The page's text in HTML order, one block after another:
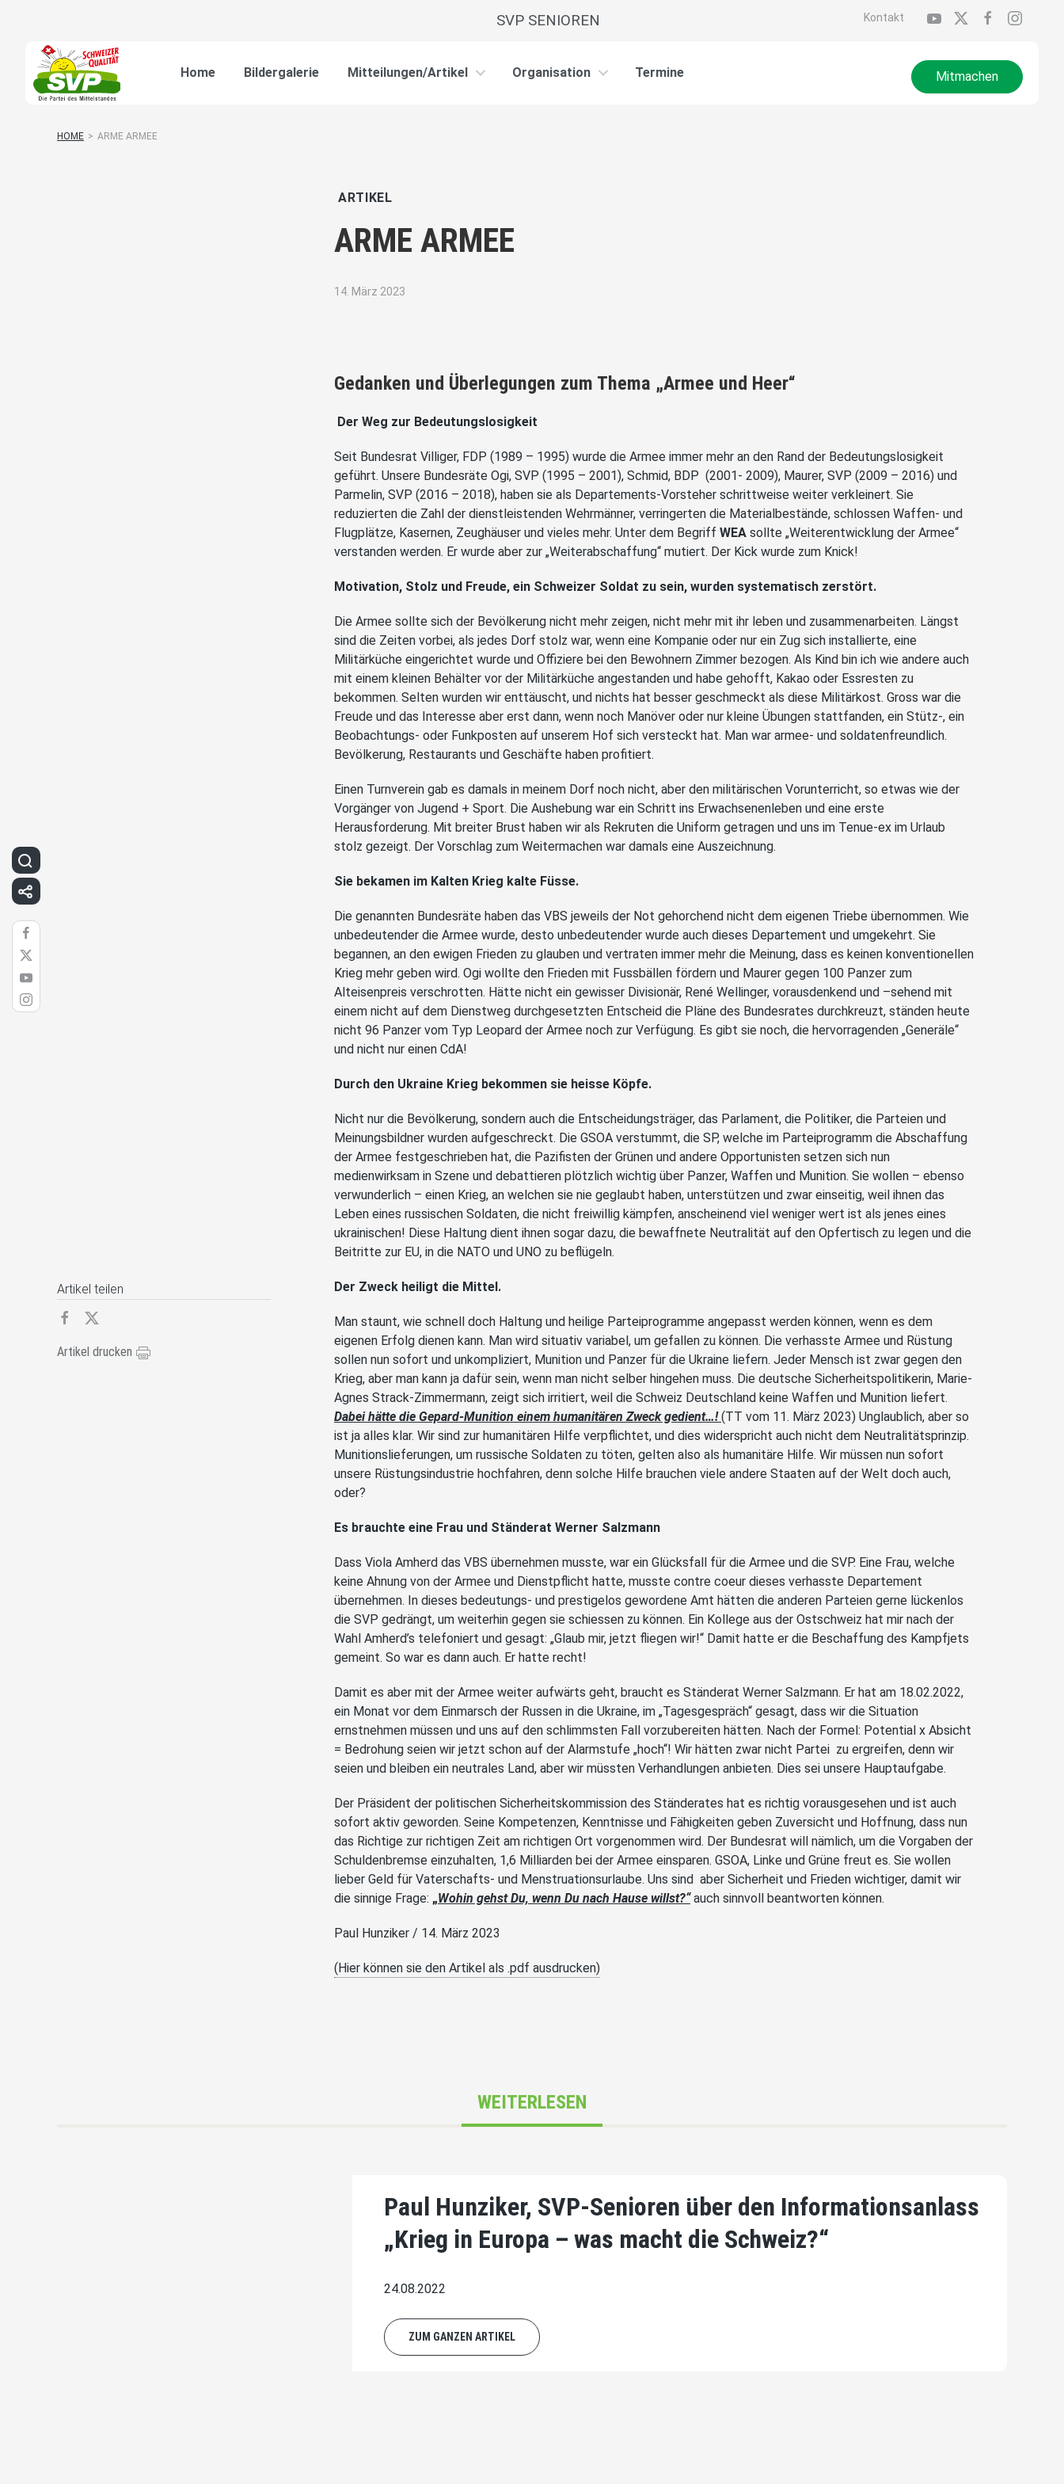
Kontakt
SVP SENIOREN
Home Bildergalerie Mitteilungen/Artikel Organisation Termine Mitmachen
HOME > ARME ARMEE
ARTIKEL
ARME ARMEE
14. März 2023
Gedanken und Überlegungen zum Thema „Armee und Heer“
Der Weg zur Bedeutungslosigkeit
Seit Bundesrat Villiger, FDP (1989 – 1995) wurde die Armee immer mehr an den Rand der Bedeutungslosigkeit
geführt. Unsere Bundesräte Ogi, SVP (1995 – 2001), Schmid, BDP (2001- 2009), Maurer, SVP (2009 – 2016) und
Parmelin, SVP (2016 – 2018), haben sie als Departements-Vorsteher schrittweise weiter verkleinert. Sie
reduzierten die Zahl der dienstleistenden Wehrmänner, verringerten die Materialbestände, schlossen Waffen- und
Flugplätze, Kasernen, Zeughäuser und vieles mehr. Unter dem Begriff WEA sollte „Weiterentwicklung der Armee“
verstanden werden. Er wurde aber zur „Weiterabschaffung“ mutiert. Der Kick wurde zum Knick!
Motivation, Stolz und Freude, ein Schweizer Soldat zu sein, wurden systematisch zerstört.
Die Armee sollte sich der Bevölkerung nicht mehr zeigen, nicht mehr mit ihr leben und zusammenarbeiten. Längst
sind die Zeiten vorbei, als jedes Dorf stolz war, wenn eine Kompanie oder nur ein Zug sich installierte, eine
Militärküche eingerichtet wurde und Offiziere bei den Bewohnern Zimmer bezogen. Als Kind bin ich wie andere auch
mit einem kleinen Behälter vor der Militärküche angestanden und habe gehofft, Kakao oder Essresten zu
bekommen. Selten wurden wir enttäuscht, und nichts hat besser geschmeckt als diese Militärkost. Gross war die
Freude und das Interesse aber erst dann, wenn noch Manöver oder nur kleine Übungen stattfanden, ein Stütz-, ein
Beobachtungs- oder Funkposten auf unserem Hof sich versteckt hat. Man war armee- und soldatenfreundlich.
Bevölkerung, Restaurants und Geschäfte haben profitiert.
Einen Turnverein gab es damals in meinem Dorf noch nicht, aber den militärischen Vorunterricht, so etwas wie der
Vorgänger von Jugend + Sport. Die Aushebung war ein Schritt ins Erwachsenenleben und eine erste
Herausforderung. Mit breiter Brust haben wir als Rekruten die Uniform getragen und uns im Tenue-ex im Urlaub
stolz gezeigt. Der Vorschlag zum Weitermachen war damals eine Auszeichnung.
Sie bekamen im Kalten Krieg kalte Füsse.
Die genannten Bundesräte haben das VBS jeweils der Not gehorchend nicht dem eigenen Triebe übernommen. Wie
unbedeutender die Armee wurde, desto unbedeutender wurde auch dieses Departement und umgekehrt. Sie
begannen, an den ewigen Frieden zu glauben und vertraten immer mehr die Meinung, dass es keinen konventionellen
Krieg mehr geben wird. Ogi wollte den Frieden mit Fussbällen fördern und Maurer gegen 100 Panzer zum
Alteisenpreis verschrotten. Hätte nicht ein gewisser Divisionär, René Wellinger, vorausdenkend und –sehend mit
einem nicht auf dem Dienstweg durchgesetzten Entscheid die Pläne des Bundesrates durchkreuzt, ständen heute
nicht 96 Panzer vom Typ Leopard der Armee noch zur Verfügung. Es gibt sie noch, die hervorragenden „Generäle“
und nicht nur einen CdA!
Durch den Ukraine Krieg bekommen sie heisse Köpfe.
Nicht nur die Bevölkerung, sondern auch die Entscheidungsträger, das Parlament, die Politiker, die Parteien und
Meinungsbildner wurden aufgeschreckt. Die GSOA verstummt, die SP, welche im Parteiprogramm die Abschaffung
der Armee festgeschrieben hat, die Pazifisten der Grünen und andere Opportunisten setzen sich nun
medienwirksam in Szene und debattieren plötzlich wichtig über Panzer, Waffen und Munition. Sie wollen – ebenso
verwunderlich – einen Krieg, an welchen sie nie geglaubt haben, unterstützen und zwar einseitig, weil ihnen das
Leben eines russischen Soldaten, die nicht freiwillig kämpfen, anscheinend viel weniger wert ist als jenes eines
ukrainischen! Diese Haltung dient ihnen sogar dazu, die bewaffnete Neutralität auf den Opfertisch zu legen und die
Beitritte zur EU, in die NATO und UNO zu beflügeln.
Der Zweck heiligt die Mittel.
Man staunt, wie schnell doch Haltung und heilige Parteiprogramme angepasst werden können, wenn es dem
eigenen Erfolg dienen kann. Man wird situativ variabel, um gefallen zu können. Die verhasste Armee und Rüstung
sollen nun sofort und unkompliziert, Munition und Panzer für die Ukraine liefern. Jeder Mensch ist zwar gegen den
Krieg, aber man kann ja dafür sein, wenn man nicht selber hingehen muss. Die deutsche Sicherheitspolitikerin, Marie-
Agnes Strack-Zimmermann, zeigt sich irritiert, weil die Schweiz Deutschland keine Waffen und Munition liefert.
Dabei hätte die Gepard-Munition einem humanitären Zweck gedient…!(TT vom 11. März 2023) Unglaublich, aber so
ist ja alles klar. Wir sind zur humanitären Hilfe verpflichtet, und dies widerspricht auch nicht dem Neutralitätsprinzip.
Munitionslieferungen, um russische Soldaten zu töten, gelten also als humanitäre Hilfe. Wir müssen nun sofort
unsere Rüstungsindustrie hochfahren, denn solche Hilfe brauchen viele andere Staaten auf der Welt doch auch,
oder?
Es brauchte eine Frau und Ständerat Werner Salzmann
Dass Viola Amherd das VBS übernehmen musste, war ein Glücksfall für die Armee und die SVP. Eine Frau, welche
keine Ahnung von der Armee und Dienstpflicht hatte, musste contre coeur dieses verhasste Departement
übernehmen. In dieses bedeutungs- und prestigelos gewordene Amt hätten die anderen Parteien gerne lückenlos
die SVP gedrängt, um weiterhin gegen sie schiessen zu können. Ein Kollege aus der Ostschweiz hat mir nach der
Wahl Amherd’s telefoniert und gesagt: „Glaub mir, jetzt fliegen wir!“ Damit hatte er die Beschaffung des Kampfjets
gemeint. So war es dann auch. Er hatte recht!
Damit es aber mit der Armee weiter aufwärts geht, braucht es Ständerat Werner Salzmann. Er hat am 18.02.2022,
ein Monat vor dem Einmarsch der Russen in die Ukraine, im „Tagesgespräch“ gesagt, dass wir die Situation
ernstnehmen müssen und uns auf den schlimmsten Fall vorzubereiten hätten. Nach der Formel: Potential x Absicht
= Bedrohung seien wir jetzt schon auf der Alarmstufe „hoch“! Wir hätten zwar nicht Partei zu ergreifen, denn wir
seien und bleiben ein neutrales Land, aber wir müssten Verhandlungen anbieten. Dies sei unsere Hauptaufgabe.
Der Präsident der politischen Sicherheitskommission des Ständerates hat es richtig vorausgesehen und ist auch
sofort aktiv geworden. Seine Kompetenzen, Kenntnisse und Fähigkeiten geben Zuversicht und Hoffnung, dass nun
das Richtige zur richtigen Zeit am richtigen Ort vorgenommen wird. Der Bundesrat will nämlich, um die Vorgaben der
Schuldenbremse einzuhalten, 1,6 Milliarden bei der Armee einsparen. GSOA, Linke und Grüne freut es. Sie wollen
lieber Geld für Vaterschafts- und Menstruationsurlaube. Uns sind aber Sicherheit und Frieden wichtiger, damit wir
die sinnige Frage: „Wohin gehst Du, wenn Du nach Hause willst?“auch sinnvoll beantworten können.
Paul Hunziker / 14. März 2023
(Hier können sie den Artikel als .pdf ausdrucken)
Artikel teilen
Artikel drucken
WEITERLESEN
Paul Hunziker, SVP-Senioren über den Informationsanlass
„Krieg in Europa – was macht die Schweiz?“
24.08.2022
ZUM GANZEN ARTIKEL